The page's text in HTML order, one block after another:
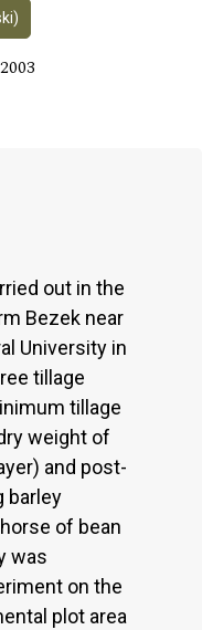
out in the
Bezek near
University in
tillage
tillage
weight of
and post-
barley
of bean
was
on the
plot area